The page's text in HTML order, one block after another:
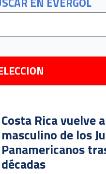
Costa Rica vuelve
masculino de los
Panamericanos
décadas